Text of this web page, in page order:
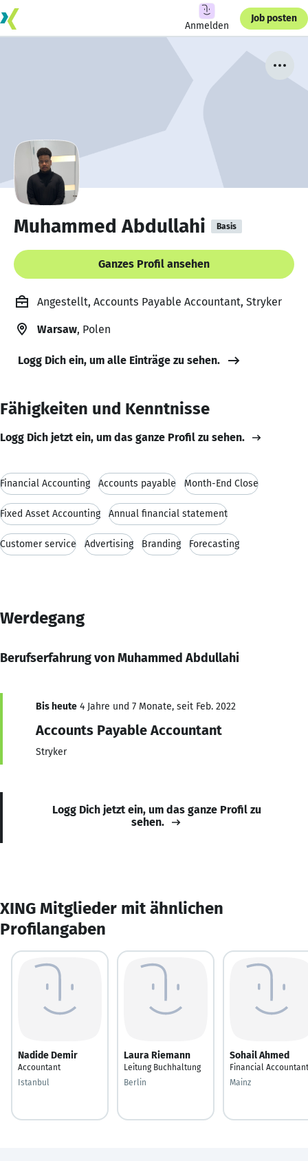
Anmelden
Job posten
Muhammed Abdullahi Basis
Ganzes Profil ansehen
Angestellt, Accounts Payable Accountant, Stryker
Warsaw, Polen
Logg Dich ein, um alle Einträge zu sehen.
Fähigkeiten und Kenntnisse
Logg Dich jetzt ein, um das ganze Profil zu sehen.
Financial Accounting Accounts payable Month-End Close
Fixed Asset Accounting Annual financial statement
Customer service Advertising Branding Forecasting
Werdegang
Berufserfahrung von Muhammed Abdullahi
Bis heute 4 Jahre und 7 Monate, seit Feb. 2022
Accounts Payable Accountant
Stryker
Logg Dich jetzt ein, um das ganze Profil zu
sehen.
XING Mitglieder mit ähnlichen
Profilangaben
Nadide Demir
Accountant
Istanbul
Laura Riemann
Leitung Buchhaltung
Berlin
Sohail Ahmed
Financial Accountant
Mainz